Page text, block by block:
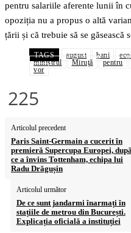
pentru salariile aferente lunii în
opoziția nu a propus o altă
țării și că trebuie să se găsească
TAGS august bani
ministrul
Miruţă pentru
vor
225
Articolul precedent
Paris Saint-Germain a cucerit în
premieră Supercupa Europei,
ce a învins Tottenham, echipa lui
Radu Drăgușin
Articolul următor
De ce sunt jandarmi înarmați în
stațiile de metrou din București.
Explicația oficială a instituției